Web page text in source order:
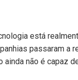
está
passaram a
não é capaz